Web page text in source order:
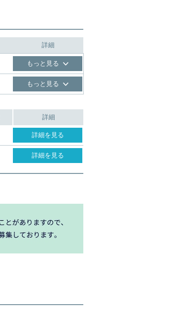
詳細
もっと見る
もっと見る
詳細
詳細を見る
詳細を見る